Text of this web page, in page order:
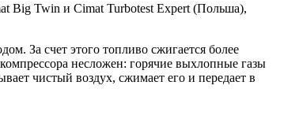
Big Twin и Cimat Turbotest Expert (Польша),
За счет этого топливо сжигается более
несложен: горячие выхлопные газы
чистый воздух, сжимает его и передает в